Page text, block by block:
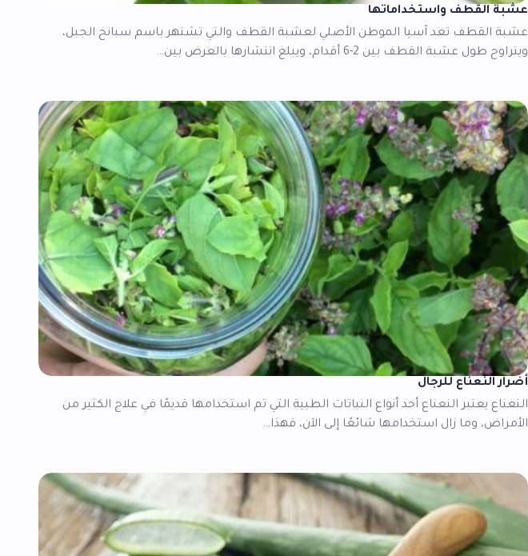
عشبة القطف واستخداماتها
عشبة القطف تعد آسيا الموطن الأصلي لعشبة القطف والتي تشتهر باسم سبانخ الجبل،
ويتراوح طول عشبة القطف بين 2-6 أقدام، ويبلغ انتشارها بالعرض بين…
أضرار النعناع للرجال
النعناع يعتبر النعناع أحد أنواع النباتات الطبية التي تم استخدامها قديمًا في علاج الكثير من
الأمراض، وما زال استخدامها شائعًا إلى الآن، فهذا…